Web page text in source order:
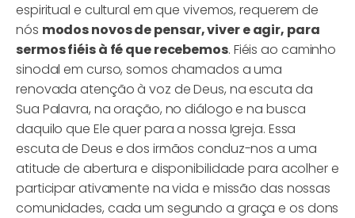
espiritual e cultural em que vivemos, requerem de
nós modos novos de pensar, viver e agir, para
sermos fiéis à fé que recebemos. Fiéis ao caminho
sinodal em curso, somos chamados a uma
renovada atenção à voz de Deus, na escuta da
Sua Palavra, na oração, no diálogo e na busca
daquilo que Ele quer para a nossa Igreja. Essa
escuta de Deus e dos irmãos conduz-nos a uma
atitude de abertura e disponibilidade para acolher e
participar ativamente na vida e missão das nossas
comunidades, cada um segundo a graça e os dons